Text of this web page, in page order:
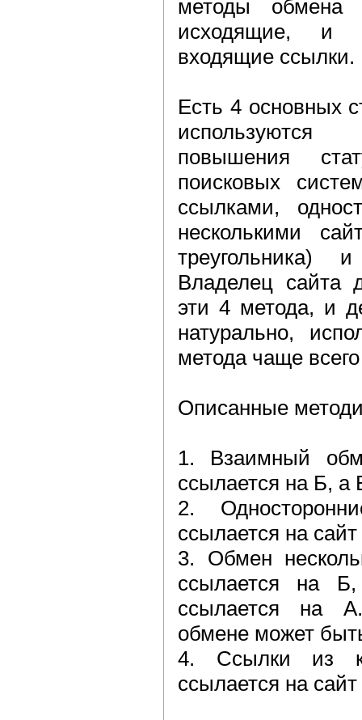
методы обмена
исходящие, и
входящие ссылки.
Есть 4 основных
повышения
поисковых
ссылками,
несколькими
треугольника)
Владелец сайта
эти 4 метода, и
натурально,
метода чаще
Описанные
1. Взаимный
ссылается на Б, а
2.
ссылается на
3. Обмен
ссылается на
ссылается на
обмене может
4. Ссылки из
ссылается на